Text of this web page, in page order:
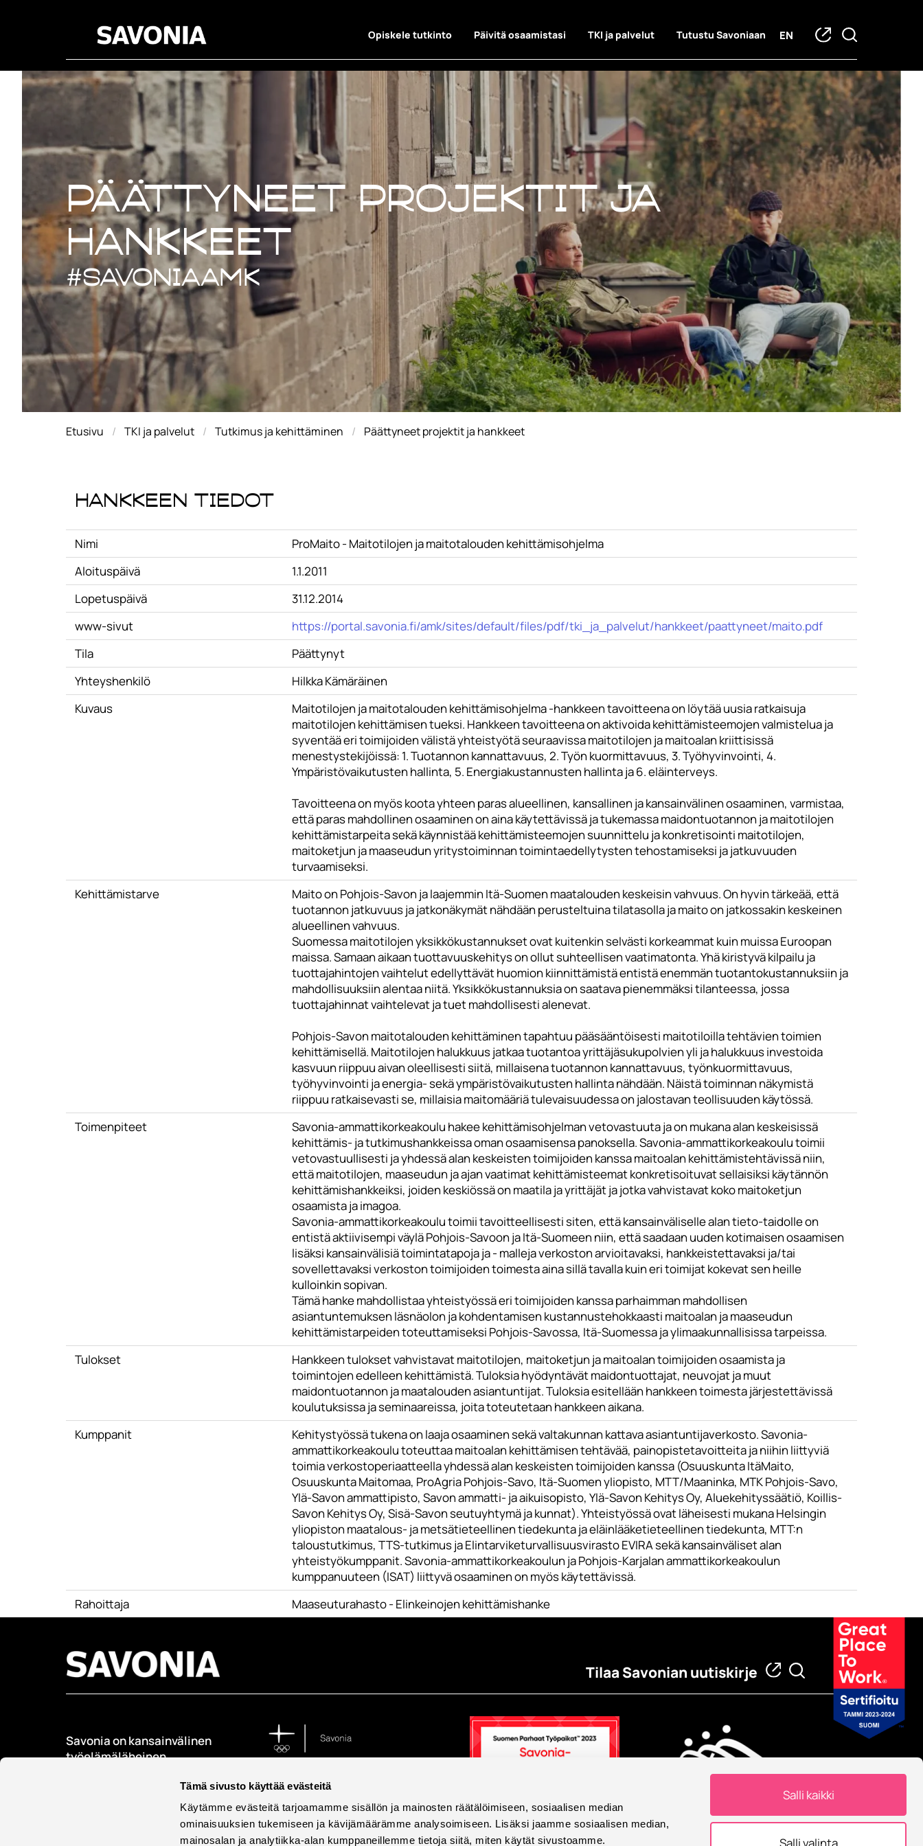
Tämä sivusto käyttää evästeitä
Käytämme evästeitä tarjoamamme sisällön ja mainosten räätälöimiseen, sosiaalisen median
ominaisuuksien tukemiseen ja kävijämäärämme analysoimiseen. Lisäksi jaamme sosiaalisen median,
mainosalan ja analytiikka-alan kumppaneillemme tietoja siitä, miten käytät sivustoamme.
Salli kaikki
Salli valinta
Opiskele tutkinto Päivitä osaamistasi TKI ja palvelut Tutustu Savoniaan EN
Päättyneet projektit ja hankkeet
Päättyneet projektit ja
hankkeet
#savoniaAMK
Etusivu TKI ja palvelut Tutkimus ja kehittäminen Päättyneet projektit ja hankkeet
Hankkeen tiedot
Nimi
ProMaito - Maitotilojen ja maitotalouden kehittämisohjelma
Aloituspäivä
1.1.2011
Lopetuspäivä
31.12.2014
www-sivut
https://portal.savonia.fi/amk/sites/default/files/pdf/tki_ja_palvelut/hankkeet/paattyneet/maito.pdf
Tila
Päättynyt
Yhteyshenkilö
Hilkka Kämäräinen
Kuvaus
Maitotilojen ja maitotalouden kehittämisohjelma -hankkeen tavoitteena on löytää uusia ratkaisuja
maitotilojen kehittämisen tueksi. Hankkeen tavoitteena on aktivoida kehittämisteemojen valmistelua ja
syventää eri toimijoiden välistä yhteistyötä seuraavissa maitotilojen ja maitoalan kriittisissä
menestystekijöissä: 1. Tuotannon kannattavuus, 2. Työn kuormittavuus, 3. Työhyvinvointi, 4.
Ympäristövaikutusten hallinta, 5. Energiakustannusten hallinta ja 6. eläinterveys.
Tavoitteena on myös koota yhteen paras alueellinen, kansallinen ja kansainvälinen osaaminen, varmistaa,
että paras mahdollinen osaaminen on aina käytettävissä ja tukemassa maidontuotannon ja maitotilojen
kehittämistarpeita sekä käynnistää kehittämisteemojen suunnittelu ja konkretisointi maitotilojen,
maitoketjun ja maaseudun yritystoiminnan toimintaedellytysten tehostamiseksi ja jatkuvuuden
turvaamiseksi.
Kehittämistarve
Maito on Pohjois-Savon ja laajemmin Itä-Suomen maatalouden keskeisin vahvuus. On hyvin tärkeää, että
tuotannon jatkuvuus ja jatkonäkymät nähdään perusteltuina tilatasolla ja maito on jatkossakin keskeinen
alueellinen vahvuus.
Suomessa maitotilojen yksikkökustannukset ovat kuitenkin selvästi korkeammat kuin muissa Euroopan
maissa. Samaan aikaan tuottavuuskehitys on ollut suhteellisen vaatimatonta. Yhä kiristyvä kilpailu ja
tuottajahintojen vaihtelut edellyttävät huomion kiinnittämistä entistä enemmän tuotantokustannuksiin ja
mahdollisuuksiin alentaa niitä. Yksikkökustannuksia on saatava pienemmäksi tilanteessa, jossa
tuottajahinnat vaihtelevat ja tuet mahdollisesti alenevat.
Pohjois-Savon maitotalouden kehittäminen tapahtuu pääsääntöisesti maitotiloilla tehtävien toimien
kehittämisellä. Maitotilojen halukkuus jatkaa tuotantoa yrittäjäsukupolvien yli ja halukkuus investoida
kasvuun riippuu aivan oleellisesti siitä, millaisena tuotannon kannattavuus, työnkuormittavuus,
työhyvinvointi ja energia- sekä ympäristövaikutusten hallinta nähdään. Näistä toiminnan näkymistä
riippuu ratkaisevasti se, millaisia maitomääriä tulevaisuudessa on jalostavan teollisuuden käytössä.
Toimenpiteet
Savonia-ammattikorkeakoulu hakee kehittämisohjelman vetovastuuta ja on mukana alan keskeisissä
kehittämis- ja tutkimushankkeissa oman osaamisensa panoksella. Savonia-ammattikorkeakoulu toimii
vetovastuullisesti ja yhdessä alan keskeisten toimijoiden kanssa maitoalan kehittämistehtävissä niin,
että maitotilojen, maaseudun ja ajan vaatimat kehittämisteemat konkretisoituvat sellaisiksi käytännön
kehittämishankkeiksi, joiden keskiössä on maatila ja yrittäjät ja jotka vahvistavat koko maitoketjun
osaamista ja imagoa.
Savonia-ammattikorkeakoulu toimii tavoitteellisesti siten, että kansainväliselle alan tieto-taidolle on
entistä aktiivisempi väylä Pohjois-Savoon ja Itä-Suomeen niin, että saadaan uuden kotimaisen osaamisen
lisäksi kansainvälisiä toimintatapoja ja - malleja verkoston arvioitavaksi, hankkeistettavaksi ja/tai
sovellettavaksi verkoston toimijoiden toimesta aina sillä tavalla kuin eri toimijat kokevat sen heille
kulloinkin sopivan.
Tämä hanke mahdollistaa yhteistyössä eri toimijoiden kanssa parhaimman mahdollisen
asiantuntemuksen läsnäolon ja kohdentamisen kustannustehokkaasti maitoalan ja maaseudun
kehittämistarpeiden toteuttamiseksi Pohjois-Savossa, Itä-Suomessa ja ylimaakunnallisissa tarpeissa.
Tulokset
Hankkeen tulokset vahvistavat maitotilojen, maitoketjun ja maitoalan toimijoiden osaamista ja
toimintojen edelleen kehittämistä. Tuloksia hyödyntävät maidontuottajat, neuvojat ja muut
maidontuotannon ja maatalouden asiantuntijat. Tuloksia esitellään hankkeen toimesta järjestettävissä
koulutuksissa ja seminaareissa, joita toteutetaan hankkeen aikana.
Kumppanit
Kehitystyössä tukena on laaja osaaminen sekä valtakunnan kattava asiantuntijaverkosto. Savonia-
ammattikorkeakoulu toteuttaa maitoalan kehittämisen tehtävää, painopistetavoitteita ja niihin liittyviä
toimia verkostoperiaatteella yhdessä alan keskeisten toimijoiden kanssa (Osuuskunta ItäMaito,
Osuuskunta Maitomaa, ProAgria Pohjois-Savo, Itä-Suomen yliopisto, MTT/Maaninka, MTK Pohjois-Savo,
Ylä-Savon ammattipisto, Savon ammatti- ja aikuisopisto, Ylä-Savon Kehitys Oy, Aluekehityssäätiö, Koillis-
Savon Kehitys Oy, Sisä-Savon seutuyhtymä ja kunnat). Yhteistyössä ovat läheisesti mukana Helsingin
yliopiston maatalous- ja metsätieteellinen tiedekunta ja eläinlääketieteellinen tiedekunta, MTT:n
taloustutkimus, TTS-tutkimus ja Elintarviketurvallisuusvirasto EVIRA sekä kansainväliset alan
yhteistyökumppanit. Savonia-ammattikorkeakoulun ja Pohjois-Karjalan ammattikorkeakoulun
kumppanuuteen (ISAT) liittyvä osaaminen on myös käytettävissä.
Rahoittaja
Maaseuturahasto - Elinkeinojen kehittämishanke
Tilaa Savonian uutiskirje
Savonia on kansainvälinen
työelämäläheinen
kouluttaa, tutkii, kehittää
Eurooppalainen yliopisto